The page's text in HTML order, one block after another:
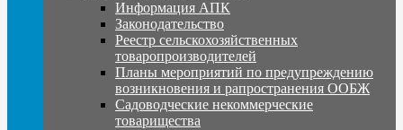
Информация АПК
Законодательство
Реестр сельскохозяйственных
товаропроизводителей
Планы мероприятий по предупреждению
возникновения и рапространения ООБЖ
Садоводческие некоммерческие
товарищества